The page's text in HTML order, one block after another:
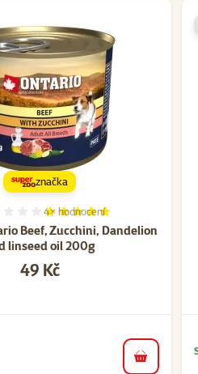
Beef, Zucchini, Dandelion
linseed oil 200g
Hodnocení 100%, počet
4× hodnocení
Cena
49 Kč
značka
do košíku